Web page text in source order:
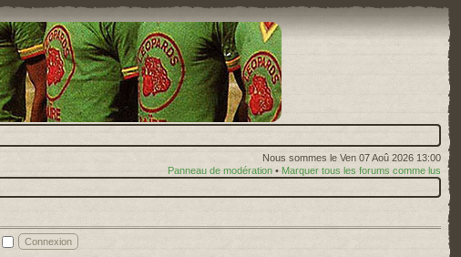
Nous sommes le Ven 07 Aoû 2026 13:00
Panneau de modération • Marquer tous les forums comme lus